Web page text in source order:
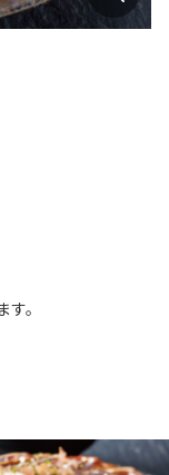
。